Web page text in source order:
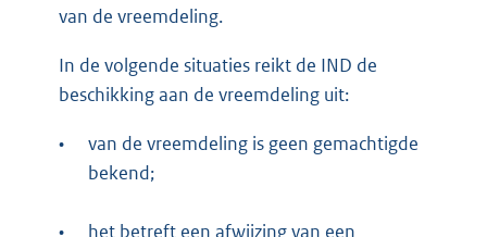
van de vreemdeling.
In de volgende situaties reikt de IND de
beschikking aan de vreemdeling uit:
•
van de vreemdeling is geen gemachtigde
bekend;
•
het betreft een afwijzing van een